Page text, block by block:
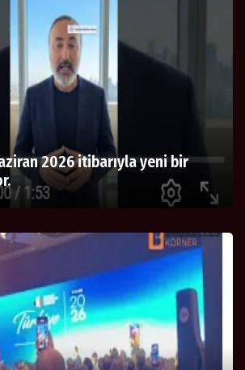
2026 itibarıyla yeni bir